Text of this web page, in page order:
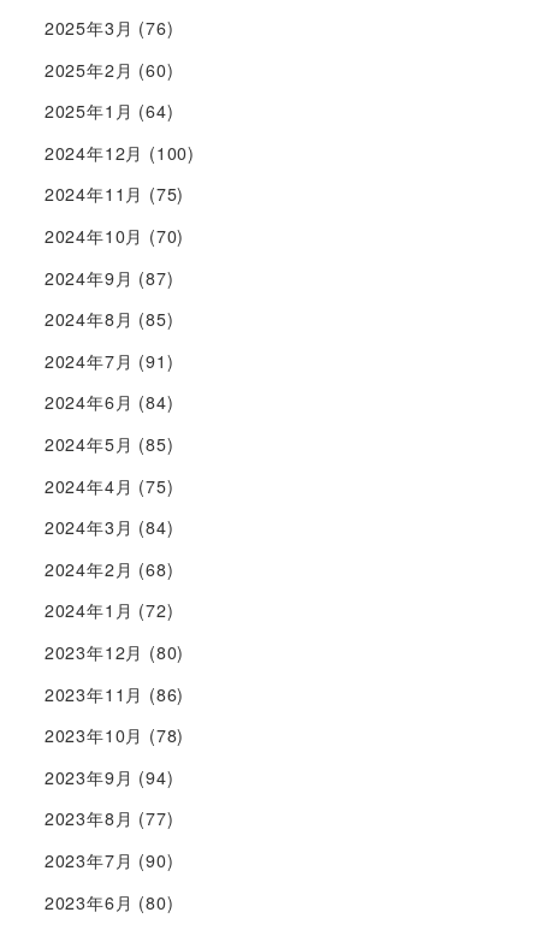
2025年3月 (76)
2025年2月 (60)
2025年1月 (64)
2024年12月 (100)
2024年11月 (75)
2024年10月 (70)
2024年9月 (87)
2024年8月 (85)
2024年7月 (91)
2024年6月 (84)
2024年5月 (85)
2024年4月 (75)
2024年3月 (84)
2024年2月 (68)
2024年1月 (72)
2023年12月 (80)
2023年11月 (86)
2023年10月 (78)
2023年9月 (94)
2023年8月 (77)
2023年7月 (90)
2023年6月 (80)